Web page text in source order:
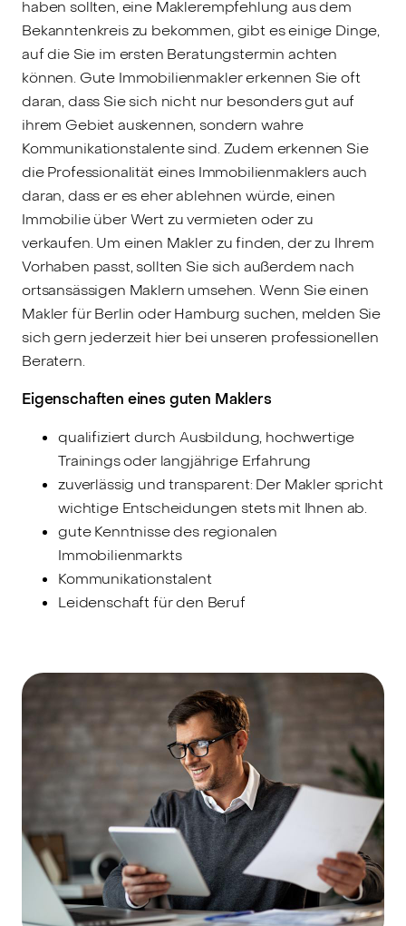
haben sollten, eine Maklerempfehlung aus dem
Bekanntenkreis zu bekommen, gibt es einige Dinge,
auf die Sie im ersten Beratungstermin achten
können. Gute Immobilienmakler erkennen Sie oft
daran, dass Sie sich nicht nur besonders gut auf
ihrem Gebiet auskennen, sondern wahre
Kommunikationstalente sind. Zudem erkennen Sie
die Professionalität eines Immobilienmaklers auch
daran, dass er es eher ablehnen würde, einen
Immobilie über Wert zu vermieten oder zu
verkaufen. Um einen Makler zu finden, der zu Ihrem
Vorhaben passt, sollten Sie sich außerdem nach
ortsansässigen Maklern umsehen. Wenn Sie einen
Makler für Berlin oder Hamburg suchen, melden Sie
sich gern jederzeit hier bei unseren professionellen
Beratern.
Eigenschaften eines guten Maklers
qualifiziert durch Ausbildung, hochwertige
Trainings oder langjährige Erfahrung
zuverlässig und transparent: Der Makler spricht
wichtige Entscheidungen stets mit Ihnen ab.
gute Kenntnisse des regionalen
Immobilienmarkts
Kommunikationstalent
Leidenschaft für den Beruf